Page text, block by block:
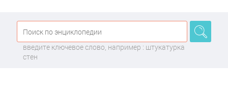
О компании
введите ключевое слово, например : штукатурка
стен